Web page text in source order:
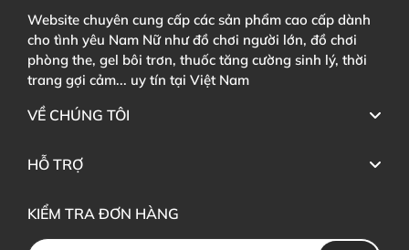
Website chuyên cung cấp các sản phẩm cao cấp dành
cho tình yêu Nam Nữ như đồ chơi người lớn, đồ chơi
phòng the, gel bôi trơn, thuốc tăng cường sinh lý, thời
trang gợi cảm... uy tín tại Việt Nam
VỀ CHÚNG TÔI
HỖ TRỢ
KIỂM TRA ĐƠN HÀNG